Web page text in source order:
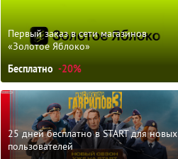
Первый заказ в сети магазинов
«Золотое Яблоко»
Бесплатно -20%
25 дней бесплатно в START для новых
пользователей